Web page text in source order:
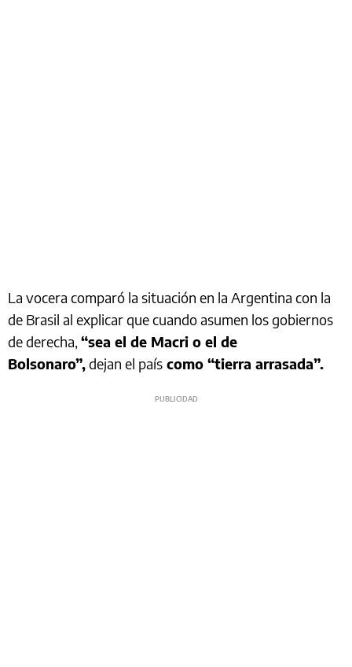
La vocera comparó la situación en la Argentina con la
de Brasil al explicar que cuando asumen los gobiernos
de derecha, “sea el de Macri o el de
Bolsonaro”,dejan el país como “tierra arrasada”.